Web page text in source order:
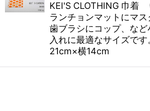
KEI'S CLOTHING 巾着
ランチョンマットにマ
歯ブラシにコップ、な
入れに最適なサイズで
21cm×横14cm